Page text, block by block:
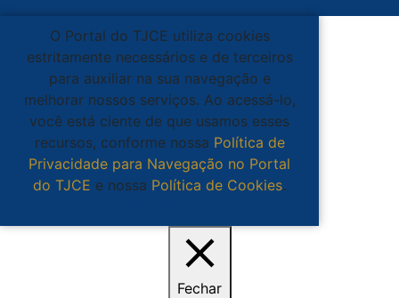
O Portal do TJCE utiliza cookies
estritamente necessários e de terceiros
para auxiliar na sua navegação e
melhorar nossos serviços. Ao acessá-lo,
você está ciente de que usamos esses
recursos, conforme nossa Política de
Privacidade para Navegação no Portal
do TJCE e nossa Política de Cookies.
Fechar